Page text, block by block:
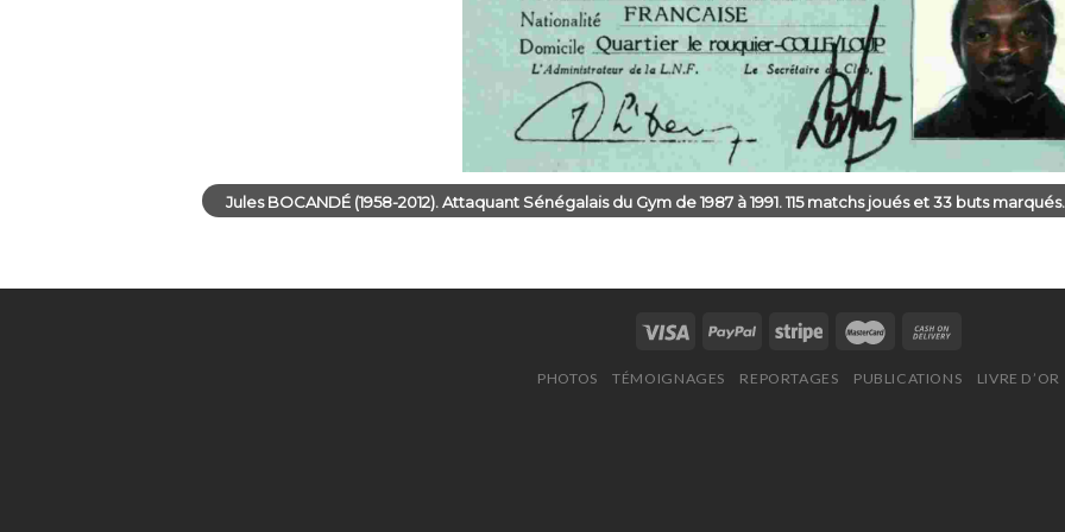
Jules BOCANDÉ (1958-2012). Attaquant Sénégalais du Gym de 1987 à 1991. 115 matchs joués et 33 buts
PHOTOS TÉMOIGNAGES REPORTAGES PUBLICATIONS LIVRE D’OR